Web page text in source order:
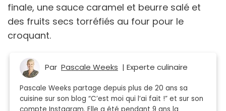
finale, une sauce caramel et beurre salé et
des fruits secs torréfiés au four pour le
croquant.
Par Pascale Weeks | Experte culinaire
Pascale Weeks partage depuis plus de 20 ans sa
cuisine sur son blog “C’est moi qui l’ai fait !” et sur son